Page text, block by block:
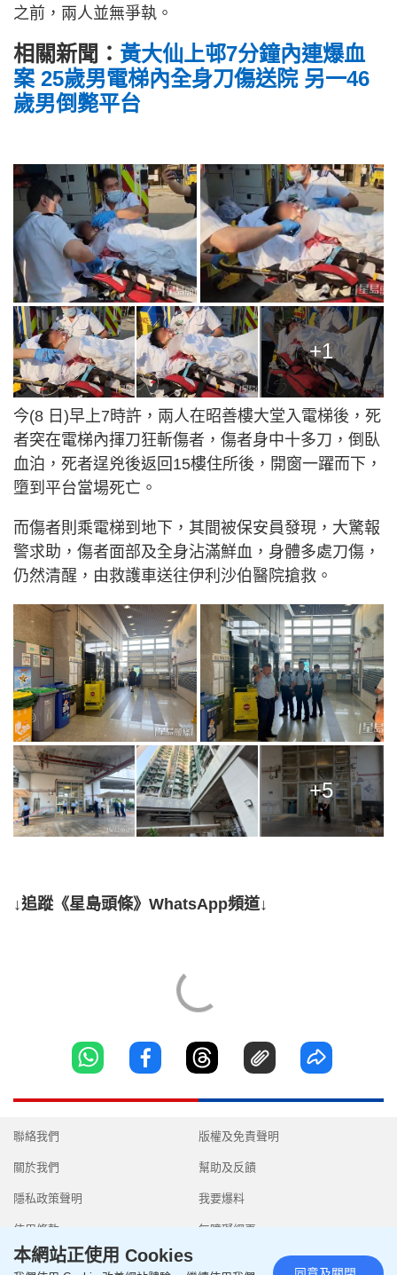
之前，兩人並無爭執。
相關新聞： 黃大仙上邨7分鐘內連爆血
案 25歲男電梯內全身刀傷送院 另一46
歲男倒斃平台
+1
今(8 日)早上7時許，兩人在昭善樓大堂入電梯後，死
者突在電梯內揮刀狂斬傷者，傷者身中十多刀，倒臥
血泊，死者逞兇後返回15樓住所後，開窗一躍而下，
墮到平台當場死亡。
而傷者則乘電梯到地下，其間被保安員發現，大驚報
警求助，傷者面部及全身沾滿鮮血，身體多處刀傷，
仍然清醒，由救護車送往伊利沙伯醫院搶救。
+5
↓追蹤《星島頭條》WhatsApp頻道↓
聯絡我們
關於我們
隱私政策聲明
使用條款
版權及免責聲明
幫助及反饋
我要爆料
無障礙網頁
本網站正使用 Cookies